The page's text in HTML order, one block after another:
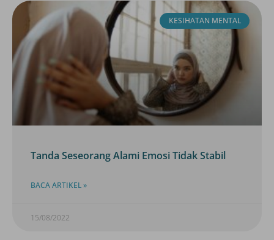
KESIHATAN MENTAL
Tanda Seseorang Alami Emosi Tidak Stabil
BACA ARTIKEL »
15/08/2022